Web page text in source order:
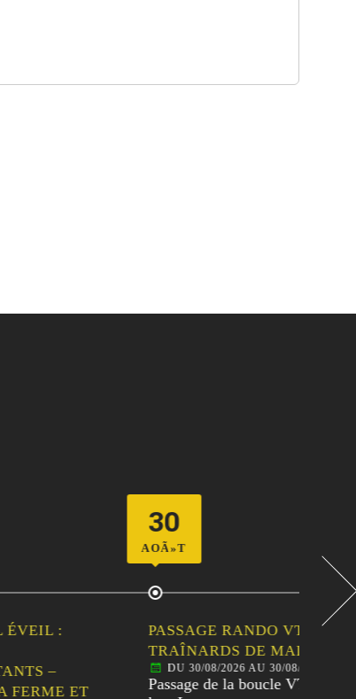
PASSAGE RANDO VTT DES
TRAÎNARDS DE MALANSAC
DU 30/08/2026 AU 30/08/2026
Passage de la boucle VTT de 67